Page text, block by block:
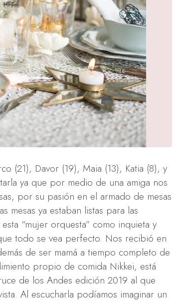
(21), Davor (19), Maia (13), Katia (8), y
ya que por medio de una amiga nos
por su pasión en el armado de mesas
mesas ya estaban listas para las
“mujer orquesta” como inquieta y
todo se vea perfecto. Nos recibió en
de ser mamá a tiempo completo de
propio de comida Nikkei, está
de los Andes edición 2019 al que
Al escucharla podíamos imaginar un